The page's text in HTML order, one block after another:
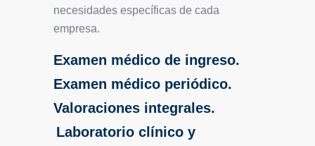
necesidades específicas de cada
empresa.
Examen médico de ingreso.
Examen médico periódico.
Valoraciones integrales.
Laboratorio clínico y